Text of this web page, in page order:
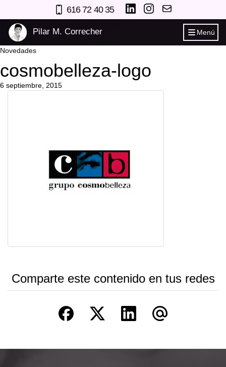
616 72 40 35
Pilar M. Correcher Menú
Novedades
cosmobelleza-logo
6 septiembre, 2015
Comparte este contenido en tus redes